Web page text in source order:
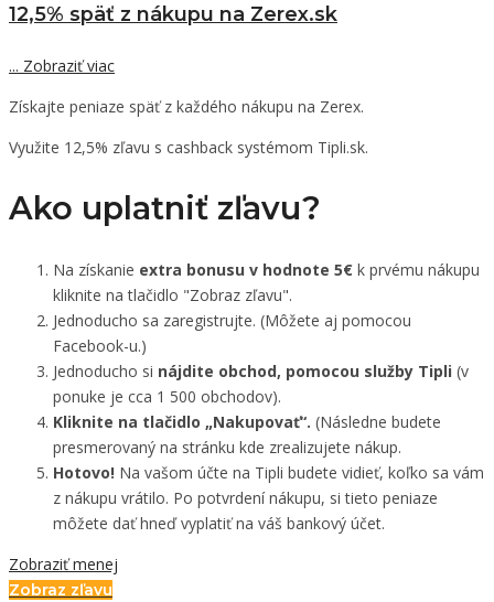
12,5% späť z nákupu na Zerex.sk
... Zobraziť viac
Získajte peniaze späť z každého nákupu na Zerex.
Využite 12,5% zľavu s cashback systémom Tipli.sk.
Ako uplatniť zľavu?
Na získanie extra bonusu v hodnote 5€ k prvému nákupu
kliknite na tlačidlo "Zobraz zľavu".
Jednoducho sa zaregistrujte. (Môžete aj pomocou
Facebook-u.)
Jednoducho si nájdite obchod, pomocou služby Tipli (v
ponuke je cca 1 500 obchodov).
Kliknite na tlačidlo „Nakupovať“. (Následne budete
presmerovaný na stránku kde zrealizujete nákup.
Hotovo! Na vašom účte na Tipli budete vidieť, koľko sa vám
z nákupu vrátilo. Po potvrdení nákupu, si tieto peniaze
môžete dať hneď vyplatiť na váš bankový účet.
Zobraziť menej
Zobraz zľavu